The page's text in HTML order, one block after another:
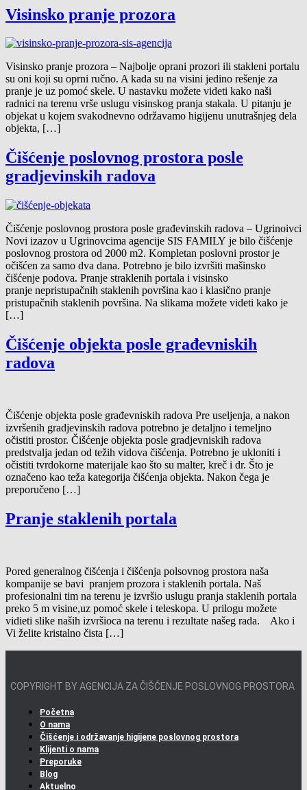
Visinsko pranje prozora
Visinsko pranje prozora – Najbolje oprani prozori ili stakleni portalu
su oni koji su oprni ručno. A kada su na visini jedino rešenje za
pranje je uz pomoć skele. U nastavku možete videti kako naši
radnici na terenu vrše uslugu visinskog pranja stakala. U pitanju je
objekat u kojem svakodnevno održavamo higijenu unutrašnjeg dela
objekta, […]
Čišćenje poslovnog prostora posle
gradjevinskih radova
Čišćenje poslovnog prostora posle građevinskih radova – Ugrinoivci
Novi izazov u Ugrinovcima agencije SIS FAMILY je bilo čišćenje
poslovnog prostora od 2000 m2. Kompletan poslovni prostor je
očišćen za samo dva dana. Potrebno je bilo izvršiti mašinsko
čišćenje podova. Pranje straklenih portala i visinsko
pranje nepristupačnih staklenih površina kao i klasično pranje
pristupačnih staklenih površina. Na slikama možete videti kako je
[…]
Čišćenje objekta posle građevniskih
radova
Čišćenje objekta posle građevniskih radova Pre useljenja, a nakon
izvršenih gradjevinskih radova potrebno je detaljno i temeljno
očistiti prostor. Čišćenje objekta posle gradjevniskih radova
predstvalja jedan od težih vidova čišćenja. Potrebno je ukloniti i
očistiti tvrdokorne materijale kao što su malter, kreč i dr. Što je
označeno kao teža kategorija čišćenja objekta. Nakon čega je
preporučeno […]
Pranje staklenih portala
Pored generalnog čišćenja i čišćenja polsovnog prostora naša
kompanije se bavi pranjem prozora i staklenih portala. Naš
profesionalni tim na terenu je izvršio uslugu pranja staklenih portala
preko 5 m visine,uz pomoć skele i teleskopa. U prilogu možete
vidieti slike naših izvršioca na terenu i rezultate našeg rada. Ako i
Vi želite kristalno čista […]
COPYRIGHT BY AGENCIJA ZA ČIŠĆENJE POSLOVNOG PROSTORA
Početna
O nama
Čišćenje i održavanje higijene poslovnog prostora
Klijenti o nama
Preporuke
Blog
Aktuelno